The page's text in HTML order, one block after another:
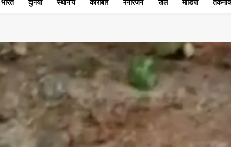
भारत दुनिया स्थानीय कारोबार मनोरंजन खेल मीडिया